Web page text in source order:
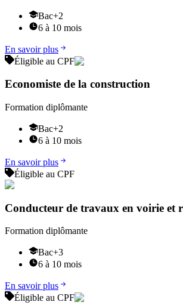
Bac+2
6 à 10 mois
En savoir plus
Éligible au CPF
Economiste de la construction
Formation diplômante
Bac+2
6 à 10 mois
En savoir plus
Éligible au CPF
Conducteur de travaux en voirie et
Formation diplômante
Bac+3
6 à 10 mois
En savoir plus
Éligible au CPF